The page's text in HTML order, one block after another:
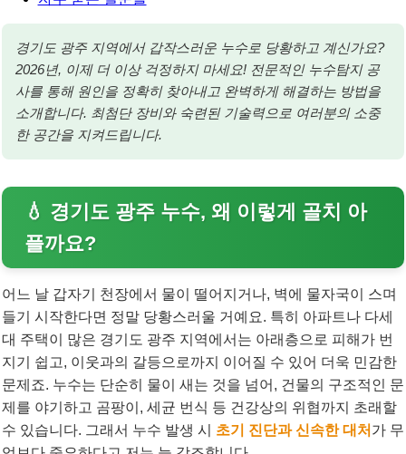
경기도 광주 지역에서 갑작스러운 누수로 당황하고 계신가요?
2026년, 이제 더 이상 걱정하지 마세요! 전문적인 누수탐지 공
사를 통해 원인을 정확히 찾아내고 완벽하게 해결하는 방법을
소개합니다. 최첨단 장비와 숙련된 기술력으로 여러분의 소중
한 공간을 지켜드립니다.
💧 경기도 광주 누수, 왜 이렇게 골치 아
플까요?
어느 날 갑자기 천장에서 물이 떨어지거나, 벽에 물자국이 스며
들기 시작한다면 정말 당황스러울 거예요. 특히 아파트나 다세
대 주택이 많은 경기도 광주 지역에서는 아래층으로 피해가 번
지기 쉽고, 이웃과의 갈등으로까지 이어질 수 있어 더욱 민감한
문제죠. 누수는 단순히 물이 새는 것을 넘어, 건물의 구조적인 문
제를 야기하고 곰팡이, 세균 번식 등 건강상의 위협까지 초래할
수 있습니다. 그래서 누수 발생 시 초기 진단과 신속한 대처 가 무